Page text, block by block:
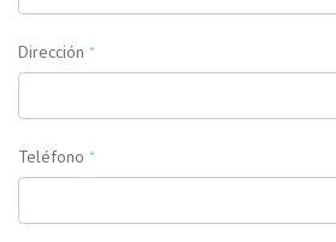
Dirección *
Teléfono *